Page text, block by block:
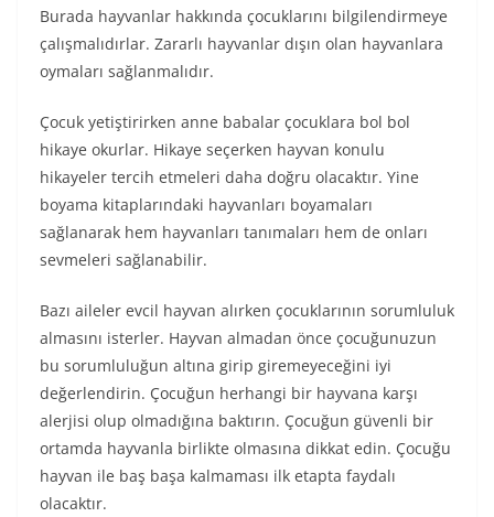
Burada hayvanlar hakkında çocuklarını bilgilendirmeye
çalışmalıdırlar. Zararlı hayvanlar dışın olan hayvanlara
oymaları sağlanmalıdır.
Çocuk yetiştirirken anne babalar çocuklara bol bol
hikaye okurlar. Hikaye seçerken hayvan konulu
hikayeler tercih etmeleri daha doğru olacaktır. Yine
boyama kitaplarındaki hayvanları boyamaları
sağlanarak hem hayvanları tanımaları hem de onları
sevmeleri sağlanabilir.
Bazı aileler evcil hayvan alırken çocuklarının sorumluluk
almasını isterler. Hayvan almadan önce çocuğunuzun
bu sorumluluğun altına girip giremeyeceğini iyi
değerlendirin. Çocuğun herhangi bir hayvana karşı
alerjisi olup olmadığına baktırın. Çocuğun güvenli bir
ortamda hayvanla birlikte olmasına dikkat edin. Çocuğu
hayvan ile baş başa kalmaması ilk etapta faydalı
olacaktır.